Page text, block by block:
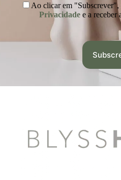
Ao clicar em "Subscrever",
Privacidade e a receber